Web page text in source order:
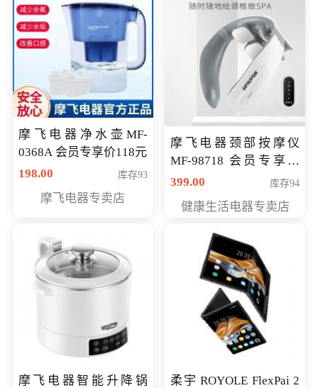
摩飞电器净水壶MF-
0368A 会员专享价118元
198.00
库存93
摩飞电器专卖店
摩飞电器颈部按摩仪
MF-98718 会员专享价
299元
399.00 库存94
健康生活电器专卖店
摩飞电器智能升降锅
柔宇 ROYOLE FlexPai 2